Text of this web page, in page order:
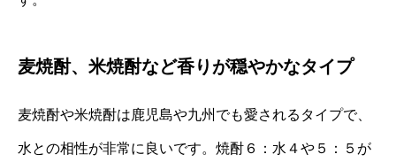
麦焼酎、米焼酎など香りが穏やかなタイプ
麦焼酎や米焼酎は鹿児島や九州でも愛されるタイプで、
水との相性が非常に良いです。焼酎６：水４や５：５が